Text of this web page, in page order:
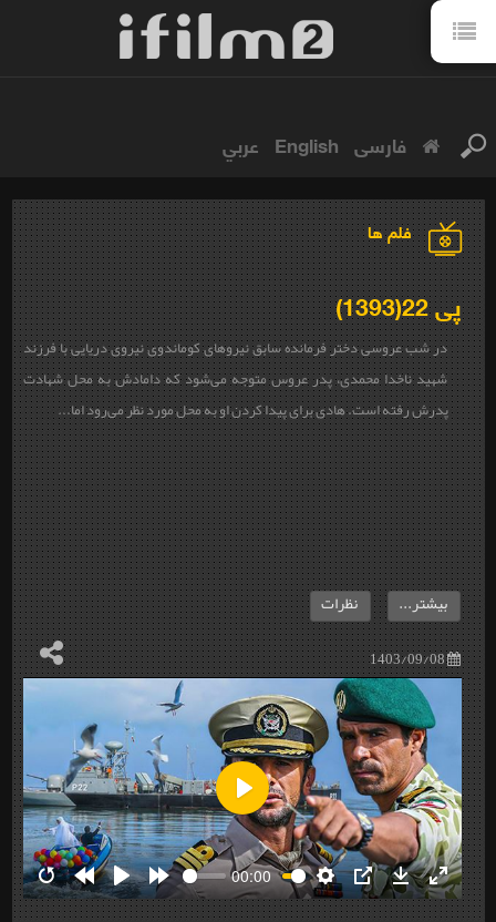
فارسی English عربي
فلم ها
پی 22(1393)
در شب عروسی دختر فرمانده سابق نیروهای کوماندوی نیروی دریایی با فرزند
شهید ناخدا محمدی، پدر عروس متوجه می‌شود که دامادش به محل شهادت
پدرش رفته است. هادی برای پیدا کردن او به محل مورد نظر می‌رود اما...
1403/09/08
بیشتر... نظرات
RestartRewind
10s
Play Forward
10s
00:00
Settings
PIP Download
Enter
Play